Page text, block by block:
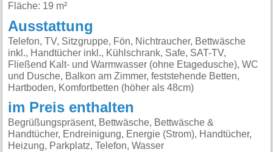
Fläche: 19 m²
Ausstattung
Telefon, TV, Sitzgruppe, Fön, Nichtraucher, Bettwäsche
inkl., Handtücher inkl., Kühlschrank, Safe, SAT-TV,
Fließend Kalt- und Warmwasser (ohne Etagedusche), WC
und Dusche, Balkon am Zimmer, feststehende Betten,
Hartboden, Komfortbetten (höher als 48cm)
im Preis enthalten
Begrüßungspräsent, Bettwäsche, Bettwäsche &
Handtücher, Endreinigung, Energie (Strom), Handtücher,
Heizung, Parkplatz, Telefon, Wasser